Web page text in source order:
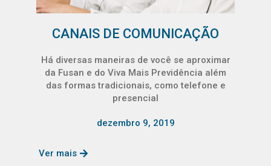
CANAIS DE COMUNICAÇÃO
Há diversas maneiras de você se aproximar
da Fusan e do Viva Mais Previdência além
das formas tradicionais, como telefone e
presencial
dezembro 9, 2019
Ver mais